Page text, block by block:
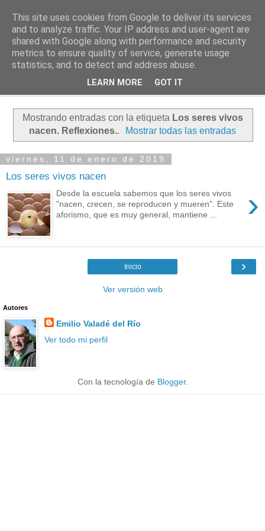
PASEANTE SILENCIOSO
Blog personal de Emilio Valadé del Río
Mostrando entradas con la etiqueta Los seres vivos
nacen. Reflexiones.. Mostrar todas las entradas
viernes, 11 de enero de 2019
Los seres vivos nacen
›
Desde la escuela sabemos que los seres vivos
"nacen, crecen, se reproducen y mueren". Este
aforismo, que es muy general, mantiene ...
›
Inicio
Ver versión web
Autores
Emilio Valadé del Río
Ver todo mi perfil
Con la tecnología de Blogger.
This site uses cookies from Google to deliver its services
and to analyze traffic. Your IP address and user-agent are
shared with Google along with performance and security
metrics to ensure quality of service, generate usage
statistics, and to detect and address abuse.
LEARN MORE GOT IT